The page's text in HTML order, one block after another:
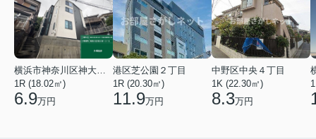
1R (18.02㎡)
6.9万円
港区芝公園２丁目
1R (20.30㎡)
11.9万円
中野区中央４丁目
1K (22.30㎡)
8.3万円